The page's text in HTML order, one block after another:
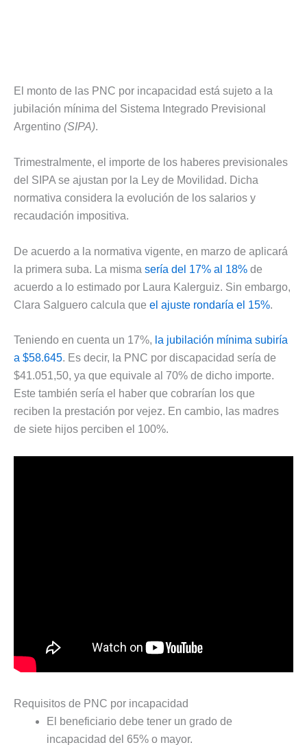
El monto de las PNC por incapacidad está sujeto a la
jubilación mínima del Sistema Integrado Previsional
Argentino (SIPA).
Trimestralmente, el importe de los haberes previsionales
del SIPA se ajustan por la Ley de Movilidad. Dicha
normativa considera la evolución de los salarios y
recaudación impositiva.
De acuerdo a la normativa vigente, en marzo de aplicará
la primera suba. La misma sería del 17% al 18% de
acuerdo a lo estimado por Laura Kalerguiz. Sin embargo,
Clara Salguero calcula que el ajuste rondaría el 15%.
Teniendo en cuenta un 17%, la jubilación mínima subiría
a $58.645. Es decir, la PNC por discapacidad sería de
$41.051,50, ya que equivale al 70% de dicho importe.
Este también sería el haber que cobrarían los que
reciben la prestación por vejez. En cambio, las madres
de siete hijos perciben el 100%.
Requisitos de PNC por incapacidad
El beneficiario debe tener un grado de
incapacidad del 65% o mayor.